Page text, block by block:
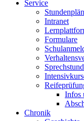
Service
Intranet
Formulare
Infos
Chronik